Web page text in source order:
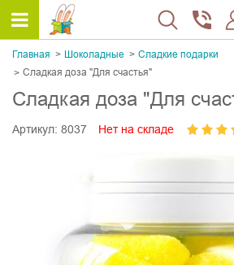
Главная Шоколадные
Сладкие подарки
Сладкая доза "Для счастья"
Сладкая доза "Для
Артикул: 8037 Нет на складе